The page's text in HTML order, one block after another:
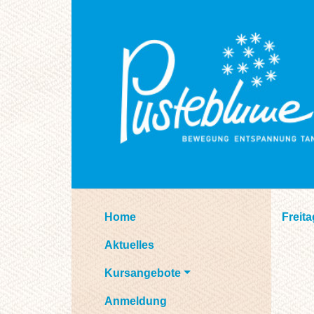
Home
Aktuelles
Kursangebote
Anmeldung